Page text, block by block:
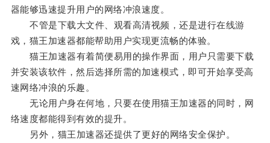
器能够迅速提升用户的网络冲浪速度。
不管是下载大文件、观看高清视频，还是进行在线游
戏，猫王加速器都能帮助用户实现更流畅的体验。
猫王加速器有着简便易用的操作界面，用户只需要下载
并安装该软件，然后选择所需的加速模式，即可开始享受高
速网络冲浪的乐趣。
无论用户身在何地，只要在使用猫王加速器的同时，网
络速度都能得到有效的提升。
另外，猫王加速器还提供了更好的网络安全保护。